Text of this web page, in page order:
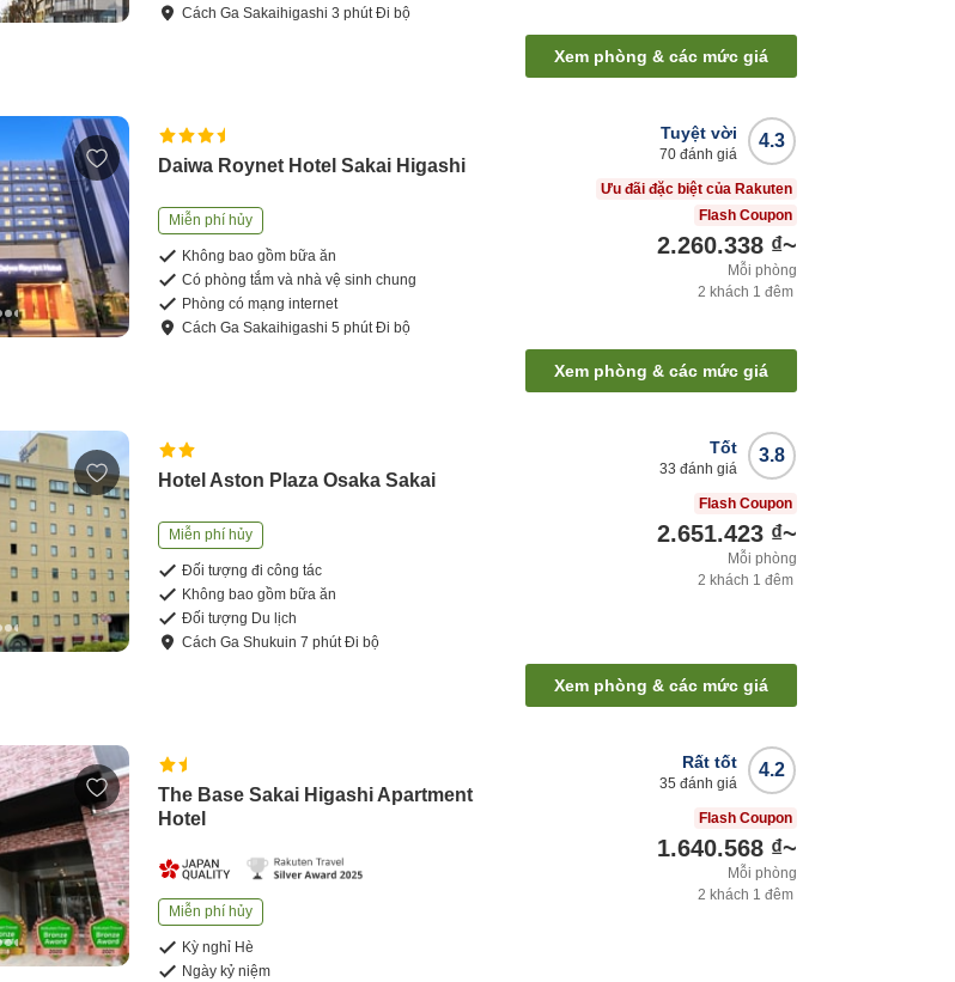
CáchGa Sakaihigashi 3 phútĐi bộ
Xem phòng & các mức giá
Daiwa Roynet Hotel Sakai Higashi
Miễn phí hủy
Không bao gồm bữa ăn
Có phòng tắm và nhà vệ sinh chung
Phòng có mạng internet
CáchGa Sakaihigashi 5 phútĐi bộ
4.3
Tuyệt vời
70 đánh giá
Ưu đãi đặc biệt của Rakuten
Flash Coupon
2.260.338 ₫~
Mỗi phòng
2 khách 1 đêm
Xem phòng & các mức giá
Hotel Aston Plaza Osaka Sakai
Miễn phí hủy
Đối tượng đi công tác
Không bao gồm bữa ăn
Đối tượng Du lịch
CáchGa Shukuin 7 phútĐi bộ
3.8
Tốt
33 đánh giá
Flash Coupon
2.651.423 ₫~
Mỗi phòng
2 khách 1 đêm
Xem phòng & các mức giá
The Base Sakai Higashi Apartment
Hotel
Miễn phí hủy
Kỳ nghỉ Hè
Ngày kỷ niệm
4.2
Rất tốt
35 đánh giá
Flash Coupon
1.640.568 ₫~
Mỗi phòng
2 khách 1 đêm